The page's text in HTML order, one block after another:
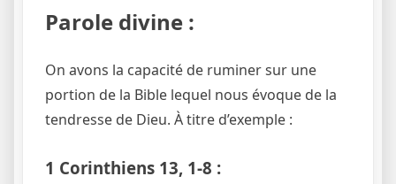
Parole divine :
On avons la capacité de ruminer sur une
portion de la Bible lequel nous évoque de la
tendresse de Dieu. À titre d’exemple :
1 Corinthiens 13, 1-8 :